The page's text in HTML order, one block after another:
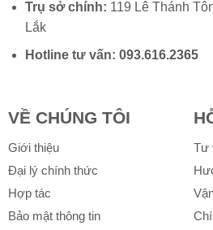
Trụ sở chính: 119 Lê Thánh
Lắk
Hotline tư vấn: 093.616.2365
VỀ CHÚNG TÔI
Giới thiệu
Đại lý chính thức
Hợp tác
Bảo mật thông tin
Tư